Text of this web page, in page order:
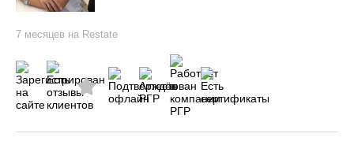
7 месяцев на Restate